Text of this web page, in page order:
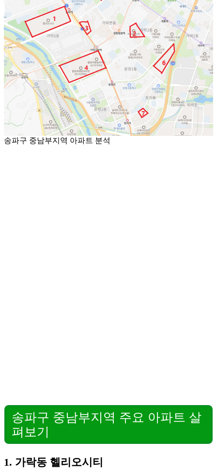
송파구 중남부지역 아파트 분석
송파구 중남부지역 주요 아파트 살
펴보기
1. 가락동 헬리오시티